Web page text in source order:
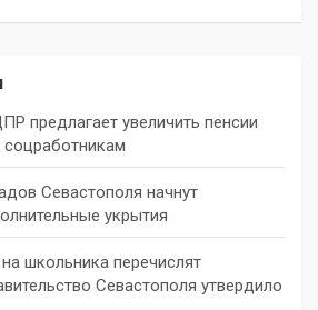
предлагает увеличить пенсии
соцработникам
Севастополя начнут
укрытия
школьника перечислят
Севастополя утвердило